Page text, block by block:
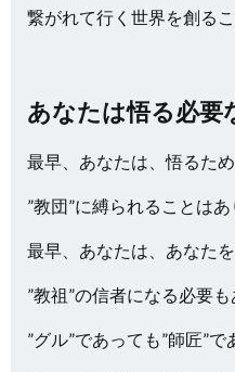
繋がれて行く世界を創るこ
あなたは悟る必要
最早、あなたは、悟るた
”教団”に縛られることはあ
最早、あなたは、あなたを
”教祖”の信者になる必要も
”グル”であっても”師匠”で